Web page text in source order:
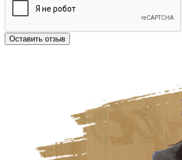
Оставить отзыв